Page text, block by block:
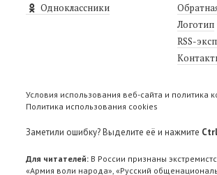
Одноклассники
Логотип
RSS-
Условия использования веб-сайта и
Политика использования cookies
Заметили ошибку? Выделите её и нажмите
Для читателей: В России признаны
«Армия воли народа», «Русский